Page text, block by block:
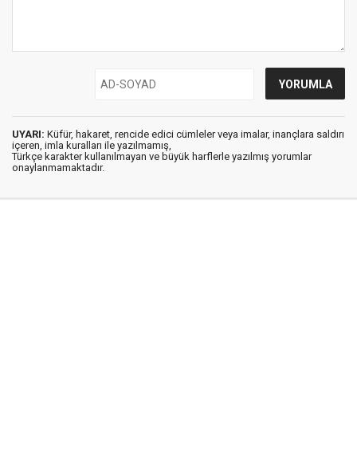
UYARI: Küfür, hakaret, rencide edici cümleler veya imalar, inançlara saldırı
içeren, imla kuralları ile yazılmamış,
Türkçe karakter kullanılmayan ve büyük harflerle yazılmış yorumlar
onaylanmamaktadır.